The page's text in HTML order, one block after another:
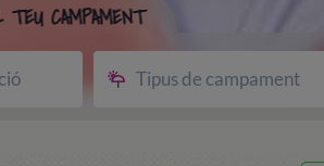
TEU CAMPAMENT
Tipus de campament